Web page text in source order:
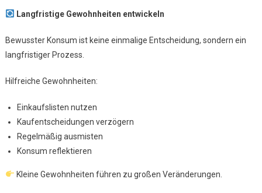
Langfristige Gewohnheiten entwickeln
Bewusster Konsum ist keine einmalige Entscheidung, sondern ein
langfristiger Prozess.
Hilfreiche Gewohnheiten:
Einkaufslisten nutzen
Kaufentscheidungen verzögern
Regelmäßig ausmisten
Konsum reflektieren
Kleine Gewohnheiten führen zu großen Veränderungen.